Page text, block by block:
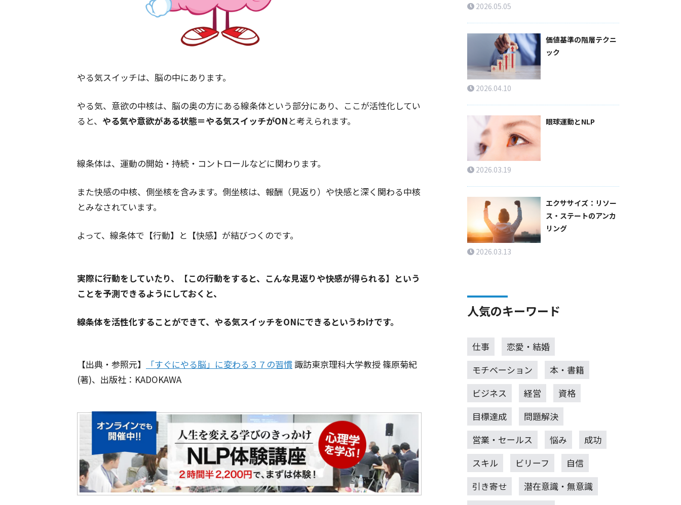
やる気スイッチは、脳の中にあります。
やる気、意欲の中核は、脳の奥の方にある線条体という部分にあり、ここが活性化してい
ると、 やる気や意欲がある状態＝やる気スイッチがONと考えられます。
線条体は、運動の開始・持続・コントロールなどに関わります。
また快感の中核、側坐核を含みます。側坐核は、報酬（見返り）や快感と深く関わる中核
とみなされています。
よって、線条体で【行動】と【快感】が結びつくのです。
実際に行動をしていたり、【この行動をすると、こんな見返りや快感が得られる】という
ことを予測できるようにしておくと、
線条体を活性化することができて、やる気スイッチをONにできるというわけです。
【出典・参照元】 「すぐにやる脳」に変わる３７の習慣諏訪東京理科大学教授 篠原菊紀
(著)、出版社：KADOKAWA
2026.05.05
価値基準の階層テクニ
ック
2026.04.10
眼球運動とNLP
2026.03.19
エクササイズ：リソー
ス・ステートのアンカ
リング
2026.03.13
人気のキーワード
仕事
恋愛・結婚
モチベーション
本・書籍
ビジネス
経営
資格
目標達成
問題解決
営業・セールス
悩み
成功
スキル
ビリーフ
自信
引き寄せ
潜在意識・無意識